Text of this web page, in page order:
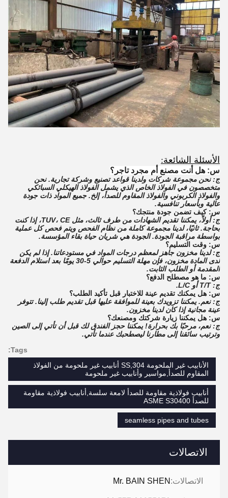
الاتصالات
الاتصالات: Mr. BAIN SHEN
الأسئلة الشائعة:
س: هل أنت مصنع أم مجرد تاجر؟
ج: نحن مجموعة شركات ولدينا قواعد تصنيع وشركة تجارية. نحن
متخصصون في الفولاذ الخاص الذي يشمل الفولاذ الهيكلي السبائكي
والفولاذ الكربوني والفولاذ المقاوم للصدأ، إلخ. جميع المواد ذات جودة
عالية وبأسعار تنافسية.
س: كيف تضمن جودة منتجك؟
ج: أولاً، يمكننا تقديم الشهادات من طرف ثالث، مثل TUV، CE، إذا كنت
بحاجة. ثانيًا، لدينا مجموعة كاملة من نظام الفحص ويتم فحص كل عملية
بواسطة مراقبة الجودة. الجودة هي شريان حياة بقاء المؤسسة.
س: وقت التسليم؟
ج: لدينا مخزون جاهز لمعظم درجات المواد في مستودعاتنا. إذا لم يكن
لدى المادة مخزون، فإن مهلة التسليم حوالي 5-30 يومًا بعد استلام الدفعة
المقدمة أو الطلب الثابت.
س: ما هو مصطلح الدفع؟
ج: T/T أو L/C.
س: هل يمكنك تقديم عينة للاختبار قبل تأكيد الطلب؟
ج: نعم. يمكننا تزويدك بعينة للموافقة عليها قبل تقديم طلب إلينا. تتوفر
عينة مجانية إذا كان لدينا مخزون.
س: هل يمكننا زيارة شركتك ومصنعك؟
ج: نعم، مرحبًا بك بحرارة! يمكننا حجز الفندق لك قبل أن تأتي إلى الصين
وترتيب سائقنا إلى مطارنا ليصطحبك عندما تأتي.
Tags:
الأنابيب غير الملحومة SS,304 أنابيب غير ملحومة من الفولاذ
المقاوم للصدأ,مواسير وأنابيب غير ملحومة
أنابيب فولاذية مقاومة للصدأ لامعة سلسة,أنابيب فولاذية مقاومة
للصدأ ASME S30400
seamless pipes and tubes